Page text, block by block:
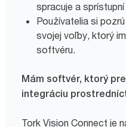
spracuje a
Používatelia si
svojej voľby, ktorý
softvéru.
Mám softvér, ktorý
integráciu
Tork Vision Connect je